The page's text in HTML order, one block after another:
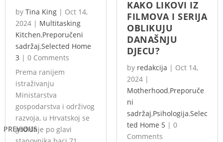
PREVIOUS
by Tina King | Oct 14,
2024 | Multitasking
Kitchen,Preporučeni
sadržaj,Selected Home
3 | 0 Comments
Prema ranijem
istraživanju
Ministarstva
gospodarstva i održivog
razvoja, u Hrvatskoj se
godišnje po glavi
KAKO LIKOVI IZ
FILMOVA I SERIJA
OBLIKUJU
DANAŠNJU
DJECU?
by redakcija | Oct 14,
2024 |
Motherhood,Preporuče
ni
sadržaj,Psihologija,Selec
ted Home 5 | 0
Comments